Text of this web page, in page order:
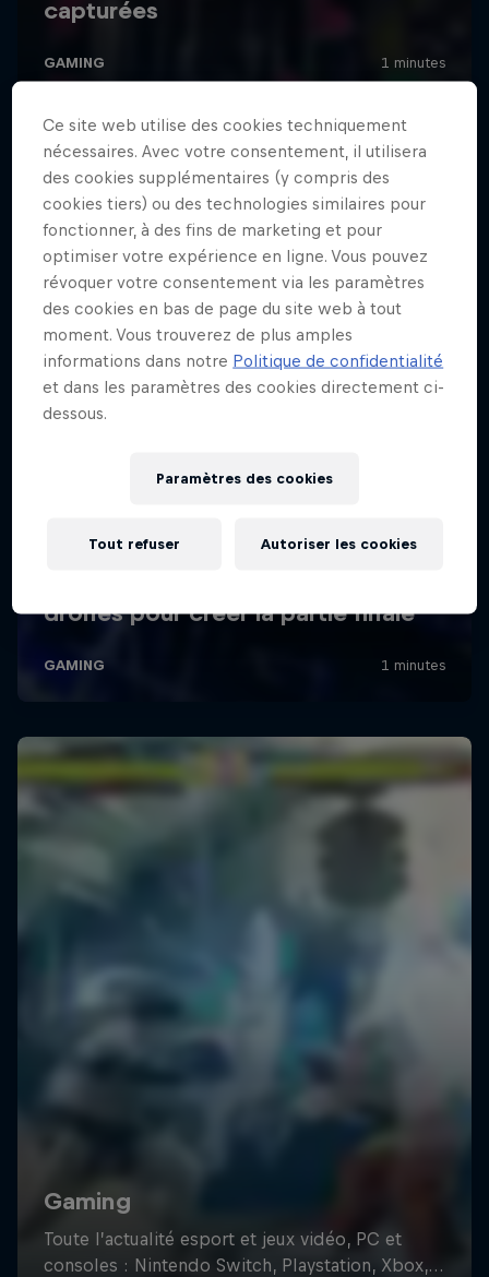
Ce site web utilise des cookies techniquement
nécessaires. Avec votre consentement, il utilisera
des cookies supplémentaires (y compris des
cookies tiers) ou des technologies similaires pour
fonctionner, à des fins de marketing et pour
optimiser votre expérience en ligne. Vous pouvez
révoquer votre consentement via les paramètres
des cookies en bas de page du site web à tout
moment. Vous trouverez de plus amples
informations dans notre Politique de confidentialité
et dans les paramètres des cookies directement ci-
dessous.
Paramètres des cookies
Tout refuser Autoriser les cookies